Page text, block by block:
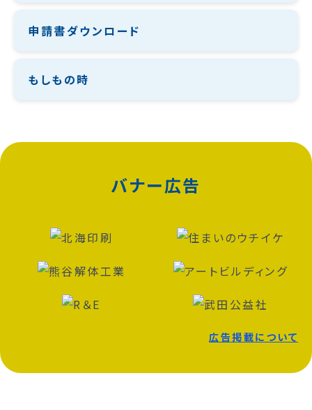
申請書ダウンロード
もしもの時
バナー広告
広告掲載について